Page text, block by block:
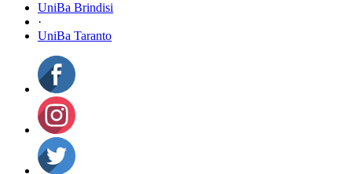
UniBa Brindisi
·
UniBa Taranto